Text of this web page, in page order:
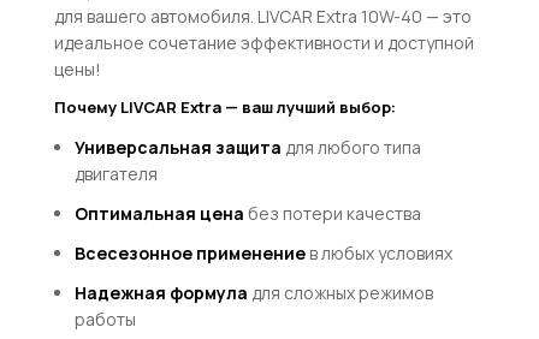
для вашего автомобиля. LIVCAR Extra 10W-40 — это
идеальное сочетание эффективности и доступной
цены!
Почему LIVCAR Extra — ваш лучший выбор:
Универсальная защита для любого типа
двигателя
Оптимальная цена без потери качества
Всесезонное применениев любых условиях
Надежная формула для сложных режимов
работы